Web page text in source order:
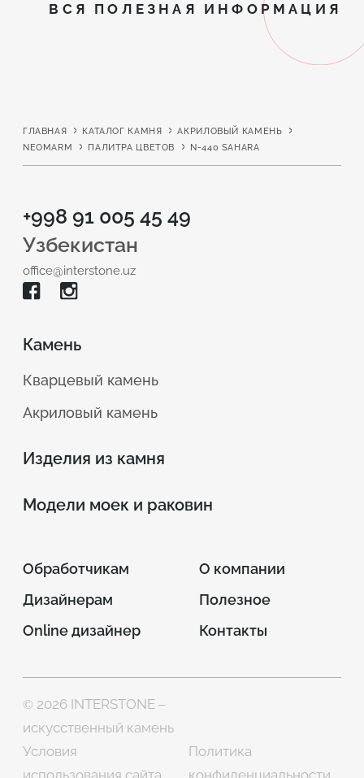
ВСЯ ПОЛЕЗНАЯ ИНФОРМАЦИЯ
ГЛАВНАЯ КАТАЛОГ КАМНЯ
АКРИЛОВЫЙ КАМЕНЬ
NEOMARM
ПАЛИТРА ЦВЕТОВ N-440 SAHARA
+998 91 005 45 49
Узбекистан
office@interstone.uz
Камень
Кварцевый камень
Акриловый камень
Изделия из камня
Модели моек и раковин
Обработчикам
Дизайнерам
Online дизайнер
О компании
Полезное
Контакты
© 2026 INTERSTONE –
искусственный камень
Условия
Политика